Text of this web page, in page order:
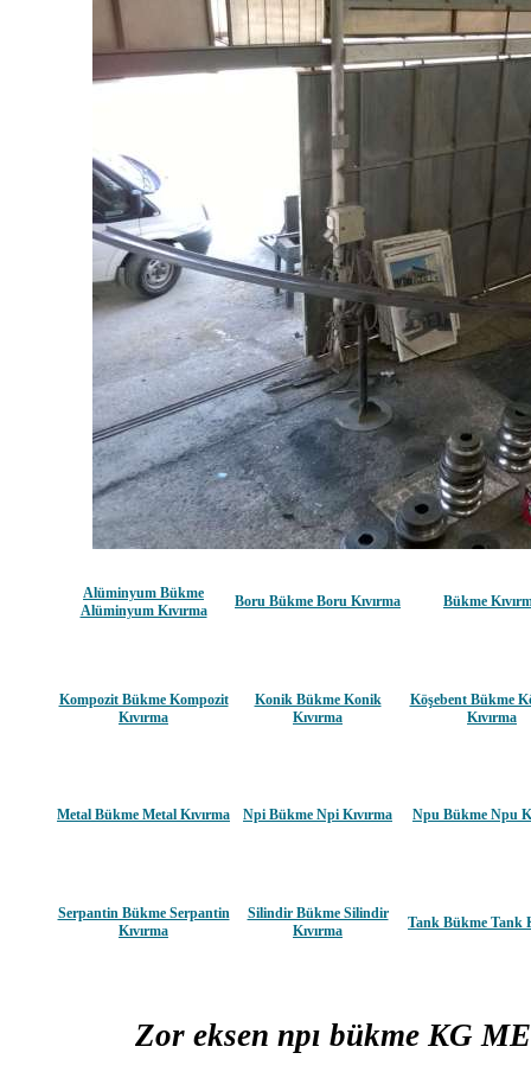
Alüminyum Bükme
Alüminyum Kıvırma
Boru Bükme Boru Kıvırma Bükme
Kompozit Bükme Kompozit
Kıvırma
Konik Bükme Konik
Kıvırma
Köşebent Bükme
Kıvırma
Metal Bükme Metal Kıvırma Npi Bükme Npi Kıvırma Npu Bükme Npu
Serpantin Bükme Serpantin
Kıvırma
Silindir Bükme Silindir
Kıvırma
Tank Bükme Tank
Zor eksen npı bükme KG